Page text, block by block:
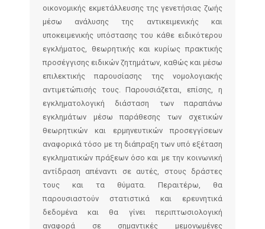
οικονομικής εκμετάλλευσης της γενετήσιας ζωής
μέσω ανάλυσης της αντικειμενικής και
υποκειμενικής υπόστασης του κάθε ειδικότερου
εγκλήματος, θεωρητικής και κυρίως πρακτικής
προσέγγισης ειδικών ζητημάτων, καθώς και μέσω
επιλεκτικής παρουσίασης της νομολογιακής
αντιμετώπισής τους. Παρουσιάζεται, επίσης, η
εγκληματολογική διάσταση των παραπάνω
εγκλημάτων μέσω παράθεσης των σχετικών
θεωρητικών και ερμηνευτικών προσεγγίσεων
αναφορικά τόσο με τη διάπραξη των υπό εξέταση
εγκληματικών πράξεων όσο και με την κοινωνική
αντίδραση απέναντι σε αυτές, στους δράστες
τους και τα θύματα. Περαιτέρω, θα
παρουσιαστούν στατιστικά και ερευνητικά
δεδομένα και θα γίνει περιπτωσιολογική
αναφορά σε σημαντικές μεμονωμένες